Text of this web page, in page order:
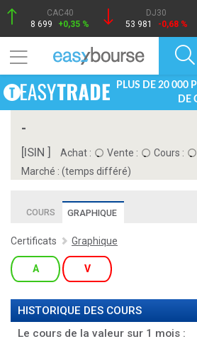
CAC40
8 699
+0,35 %
DJ30
53 981
-0,68 %
PLUS DE 20 000
DE
-
[ISIN ] Achat : Vente : Cours :
Marché : (temps différé)
COURS GRAPHIQUE
Certificats Graphique
A V
HISTORIQUE DES COURS
Le cours de la valeur sur 1 mois :